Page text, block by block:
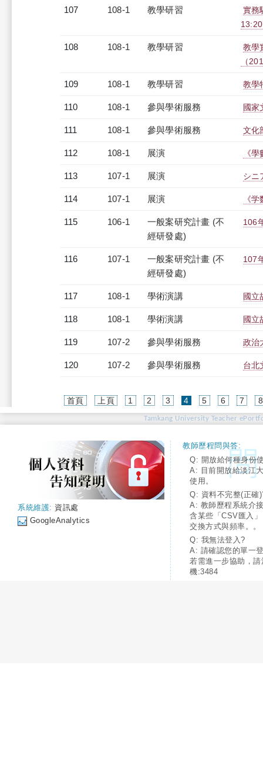
107 108-1 教學研習
實務
108 108-1 教學研習
教學
（
109 108-1 教學研習 教學
110 108-1 參與學術服務 國家
111 108-1 參與學術服務 文化
112 108-1 展演 《
113 107-1 展演 シニ
114 107-1 展演 《
115 106-1
一般案研究計畫 (不
經研發處)
106
116 107-1
一般案研究計畫 (不
經研發處)
107
117 108-1 學術演講 國立
118 108-1 學術演講 國立
119 107-2 參與學術服務 政治
120 107-2 參與學術服務 台北
首頁 上頁 1 2 3 4(current)
5 6 7 8
Tamkang University Teacher
系統維護: 資訊處
GoogleAnalytics
教師歷程問與答:
Q: 開放給何種身份
A: 目前開放給淡江
使用。
Q: 資料不完整(正確
A: 教師歷程系統介
含某些「CSV匯入
交換方式與頻率。。
Q: 我無法登入?
A: 請確認您的單一
若需進一步協助，
機:3484